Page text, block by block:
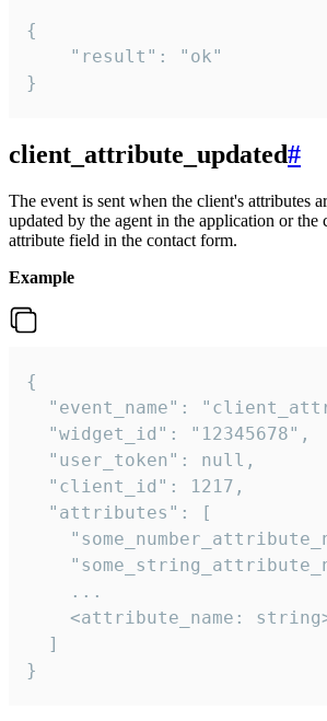
{
    "result": "ok"
}
client_attribute_updated#
The event is sent when the client's attributes
updated by the agent in the application or
attribute field in the contact form.
Example
{
"event_name":
  "widget_id": "12345678",
  "user_token": null,
  "client_id": 1217,
  "attributes": [
    ...
<attribute_name:
  ]
}